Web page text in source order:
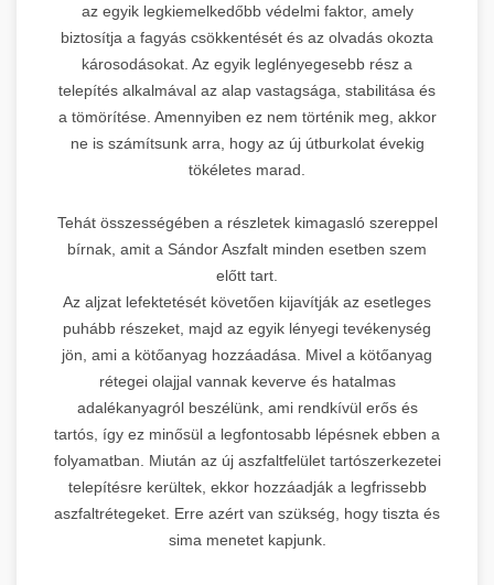
az egyik legkiemelkedőbb védelmi faktor, amely
biztosítja a fagyás csökkentését és az olvadás okozta
károsodásokat. Az egyik leglényegesebb rész a
telepítés alkalmával az alap vastagsága, stabilitása és
a tömörítése. Amennyiben ez nem történik meg, akkor
ne is számítsunk arra, hogy az új útburkolat évekig
tökéletes marad.
Tehát összességében a részletek kimagasló szereppel
bírnak, amit a Sándor Aszfalt minden esetben szem
előtt tart.
Az aljzat lefektetését követően kijavítják az esetleges
puhább részeket, majd az egyik lényegi tevékenység
jön, ami a kötőanyag hozzáadása. Mivel a kötőanyag
rétegei olajjal vannak keverve és hatalmas
adalékanyagról beszélünk, ami rendkívül erős és
tartós, így ez minősül a legfontosabb lépésnek ebben a
folyamatban. Miután az új aszfaltfelület tartószerkezetei
telepítésre kerültek, ekkor hozzáadják a legfrissebb
aszfaltrétegeket. Erre azért van szükség, hogy tiszta és
sima menetet kapjunk.